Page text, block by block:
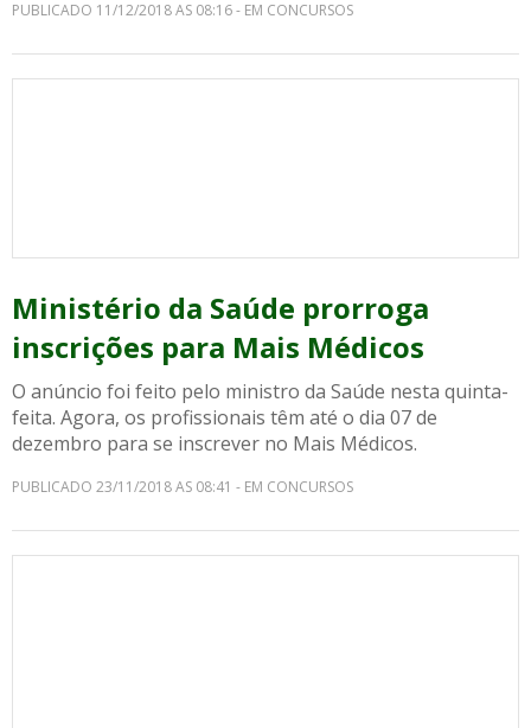
PUBLICADO 11/12/2018 AS 08:16 - EM CONCURSOS
Ministério da Saúde prorroga
inscrições para Mais Médicos
O anúncio foi feito pelo ministro da Saúde nesta quinta-
feita. Agora, os profissionais têm até o dia 07 de
dezembro para se inscrever no Mais Médicos.
PUBLICADO 23/11/2018 AS 08:41 - EM CONCURSOS